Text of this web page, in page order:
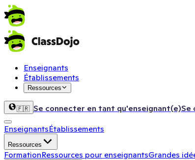
Enseignants
Établissements
Ressources
🇫🇷 Se connecter en tant qu'enseignant(e)Se
EnseignantsÉtablissements
Ressources
FormationRessources pour enseignantsGrandes